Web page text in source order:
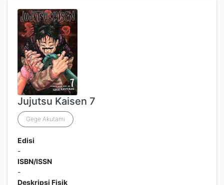
Jujutsu Kaisen 7
Gege Akutami
Edisi
-
ISBN/ISSN
-
Deskripsi Fisik